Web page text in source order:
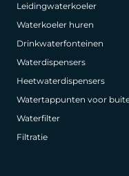
Leidingwaterkoeler
Waterkoeler huren
Drinkwaterfonteinen
Waterdispensers
Heetwaterdispensers
Watertappunten voor
Waterfilter
Filtratie